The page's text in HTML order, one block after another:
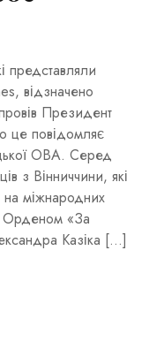
представляли
відзначено
Президент
це повідомляє
ОВА. Серед
з Вінниччини, які
на міжнародних
Орденом «За
Казіка […]